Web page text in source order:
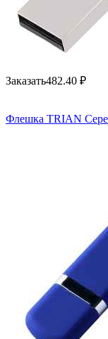
Заказать482.40 ₽
Флешка TRIAN